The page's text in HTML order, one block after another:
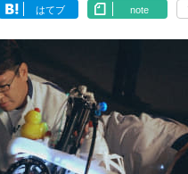
はてブ note